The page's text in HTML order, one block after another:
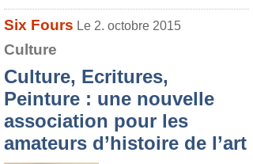
Six Fours Le 2. octobre 2015
Culture
Culture, Ecritures,
Peinture : une nouvelle
association pour les
amateurs d’histoire de l’art